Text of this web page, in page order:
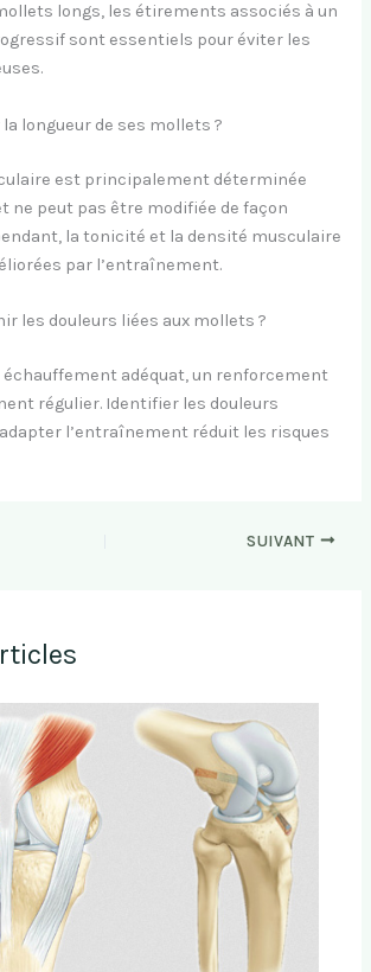
longs, les étirements associés à un
sont essentiels pour éviter les
longueur de ses mollets ?
est principalement déterminée
ne peut pas être modifiée de façon
la tonicité et la densité musculaire
par l’entraînement.
les douleurs liées aux mollets ?
échauffement adéquat, un renforcement
régulier. Identifier les douleurs
l’entraînement réduit les risques
SUIVANT